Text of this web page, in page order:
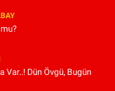
Var..! Dün Övgü, Bugün